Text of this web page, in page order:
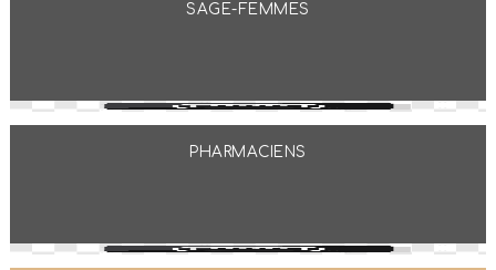
SAGE-FEMMES
PHARMACIENS